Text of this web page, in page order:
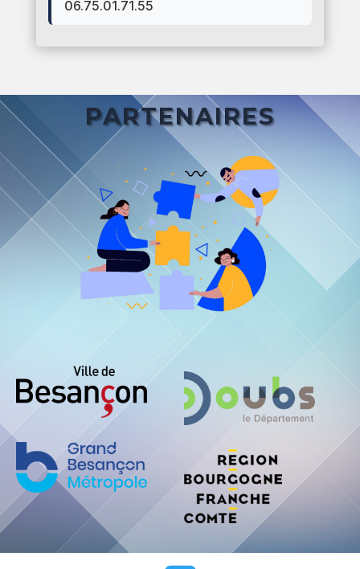
06.75.01.71.55
PARTENAIRES